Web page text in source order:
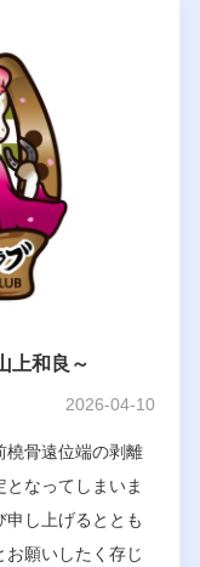
上和良～
2026-04-10
橈骨遠位端の剥離
なってしまいま
申し上げるととも
願いしたく存じ